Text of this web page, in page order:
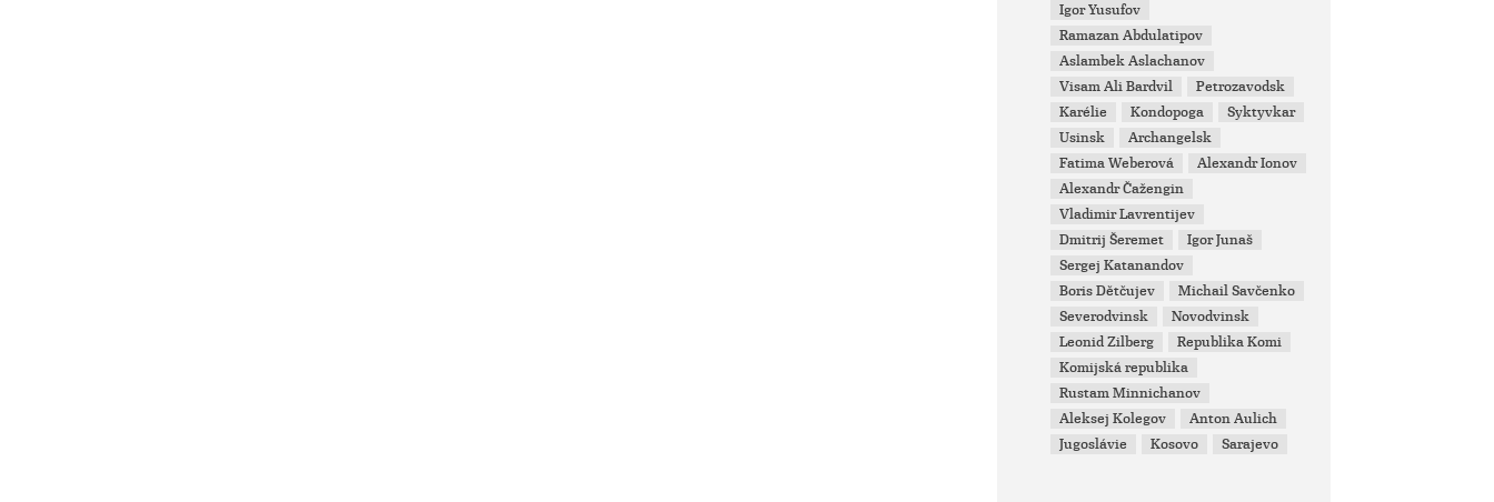
Igor Yusufov
Ramazan Abdulatipov
Aslambek Aslachanov
Visam Ali Bardvil
Petrozavodsk
Karélie
Kondopoga
Syktyvkar
Usinsk
Archangelsk
Fatima Weberová
Alexandr Ionov
Alexandr Čažengin
Vladimir Lavrentijev
Dmitrij Šeremet
Igor Junaš
Sergej Katanandov
Boris Dětčujev
Michail Savčenko
Severodvinsk
Novodvinsk
Leonid Zilberg
Republika Komi
Komijská republika
Rustam Minnichanov
Aleksej Kolegov
Anton Aulich
Jugoslávie
Kosovo Sarajevo